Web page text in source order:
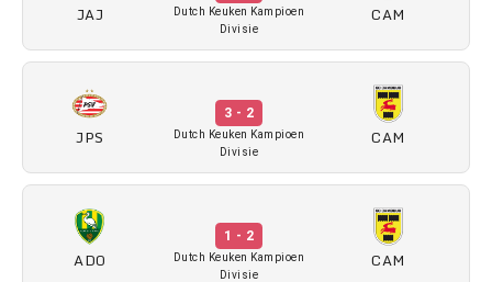
JAJ
Dutch Keuken Kampioen
Divisie
CAM
JPS
3 - 2
Dutch Keuken Kampioen
Divisie
CAM
ADO
1 - 2
Dutch Keuken Kampioen
Divisie
CAM